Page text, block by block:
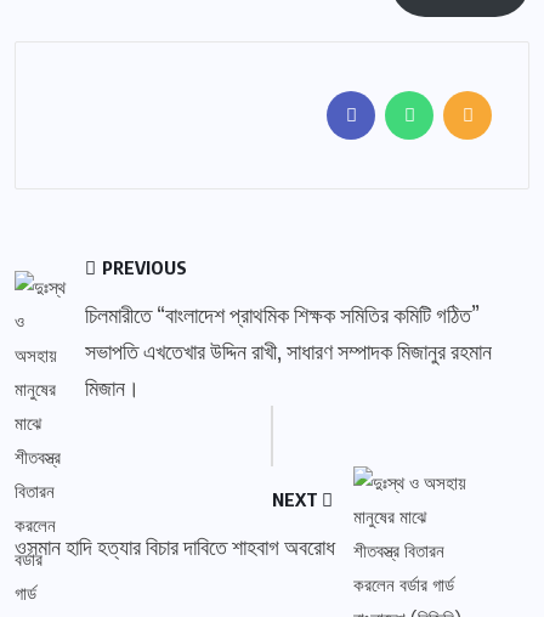
PREVIOUS
চিলমারীতে “বাংলাদেশ প্রাথমিক শিক্ষক সমিতির কমিটি গঠিত”
সভাপতি এখতেখার উদ্দিন রাখী, সাধারণ সম্পাদক মিজানুর রহমান
মিজান।
NEXT
ওসমান হাদি হত্যার বিচার দাবিতে শাহবাগ অবরোধ